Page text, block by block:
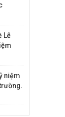
Lễ
niệm